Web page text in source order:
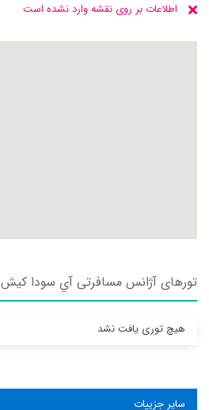
اطلاعات بر روی نقشه وارد نشده است
تورهای آژانس مسافرتی آي سودا كيش
هیچ توری یافت نشد
سایر جزییات